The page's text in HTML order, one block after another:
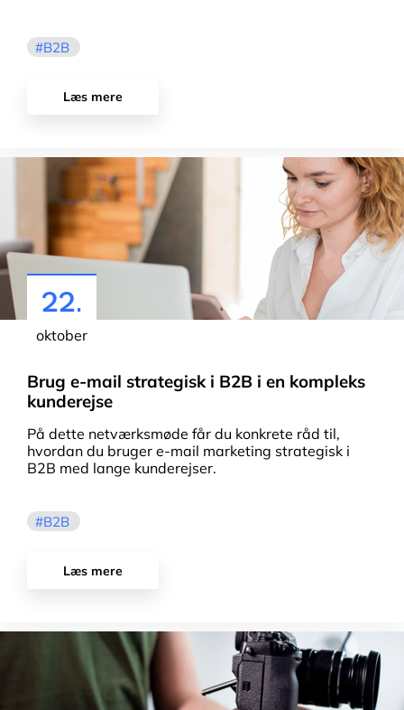
B2B
Læs mere
22.
oktober
Brug e-mail strategisk i B2B i en kompleks
kunderejse
På dette netværksmøde får du konkrete råd til,
hvordan du bruger e-mail marketing strategisk i
B2B med lange kunderejser.
B2B
Læs mere